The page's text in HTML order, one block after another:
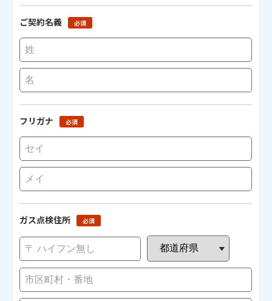
ご契約名義 必須
フリガナ 必須
ガス点検住所 必須